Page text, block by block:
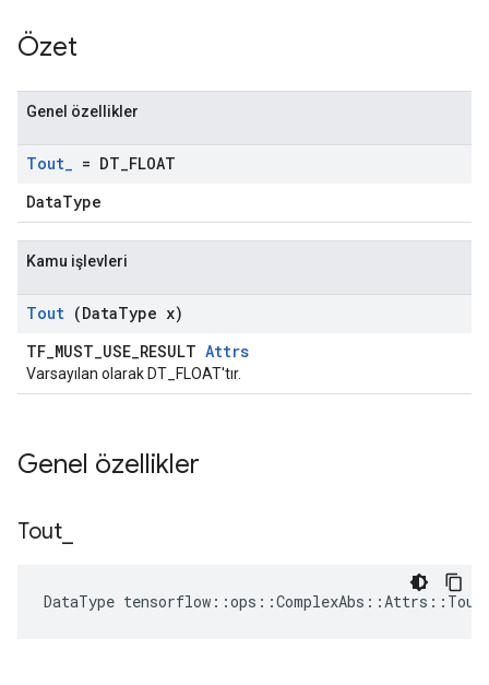
Özet
Genel özellikler
Tout_ = DT FLOAT
DataType
Kamu işlevleri
Tout (DataType x)
TF_MUST_USE_RESULT Attrs
Varsayılan olarak DT_FLOAT'tır.
Genel özellikler
Tout
DataType tensorflow::ops::ComplexAbs::Attrs::Tout_